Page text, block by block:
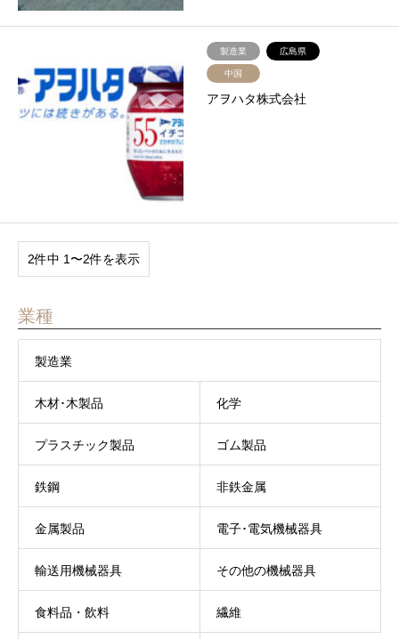
製造業 広島県
中国
アヲハタ株式会社
2件中 1〜2件を表示
業種
製造業
木材･木製品 化学
プラスチック製品 ゴム製品
鉄鋼 非鉄金属
金属製品 電子･電気機械器具
輸送用機械器具 その他の機械器具
食料品・飲料 繊維